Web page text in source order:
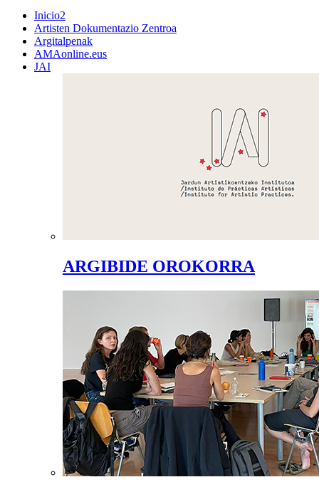
Inicio2
Artisten Dokumentazio Zentroa
Argitalpenak
AMAonline.eus
JAI
ARGIBIDE OROKORRA